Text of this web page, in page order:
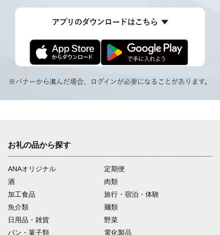
お礼の品から探す
ANAオリジナル
定期便
酒
肉類
加工食品
旅行・宿泊・体験
魚介類
麺類
日用品・雑貨
野菜
パン・菓子類
電化製品